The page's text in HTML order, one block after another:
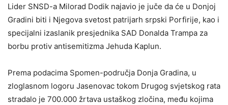
Lider SNSD-a Milorad Dodik najavio je juče da će u Donjoj
Gradini biti i Njegova svetost patrijarh srpski Porfirije, kao i
specijalni izaslanik presjednika SAD Donalda Trampa za
borbu protiv antisemitizma Jehuda Kaplun.
Prema podacima Spomen-područja Donja Gradina, u
zloglasnom logoru Jasenovac tokom Drugog svjetskog rata
stradalo je 700.000 žrtava ustaškog zločina, među kojima